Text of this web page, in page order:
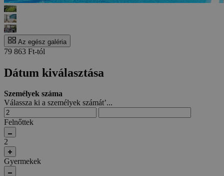
Az egész galéria
79 863 Ft-tól
Dátum kiválasztása
Személyek száma
Válassza ki a személyek számát’...
Felnőttek
2
Gyermekek